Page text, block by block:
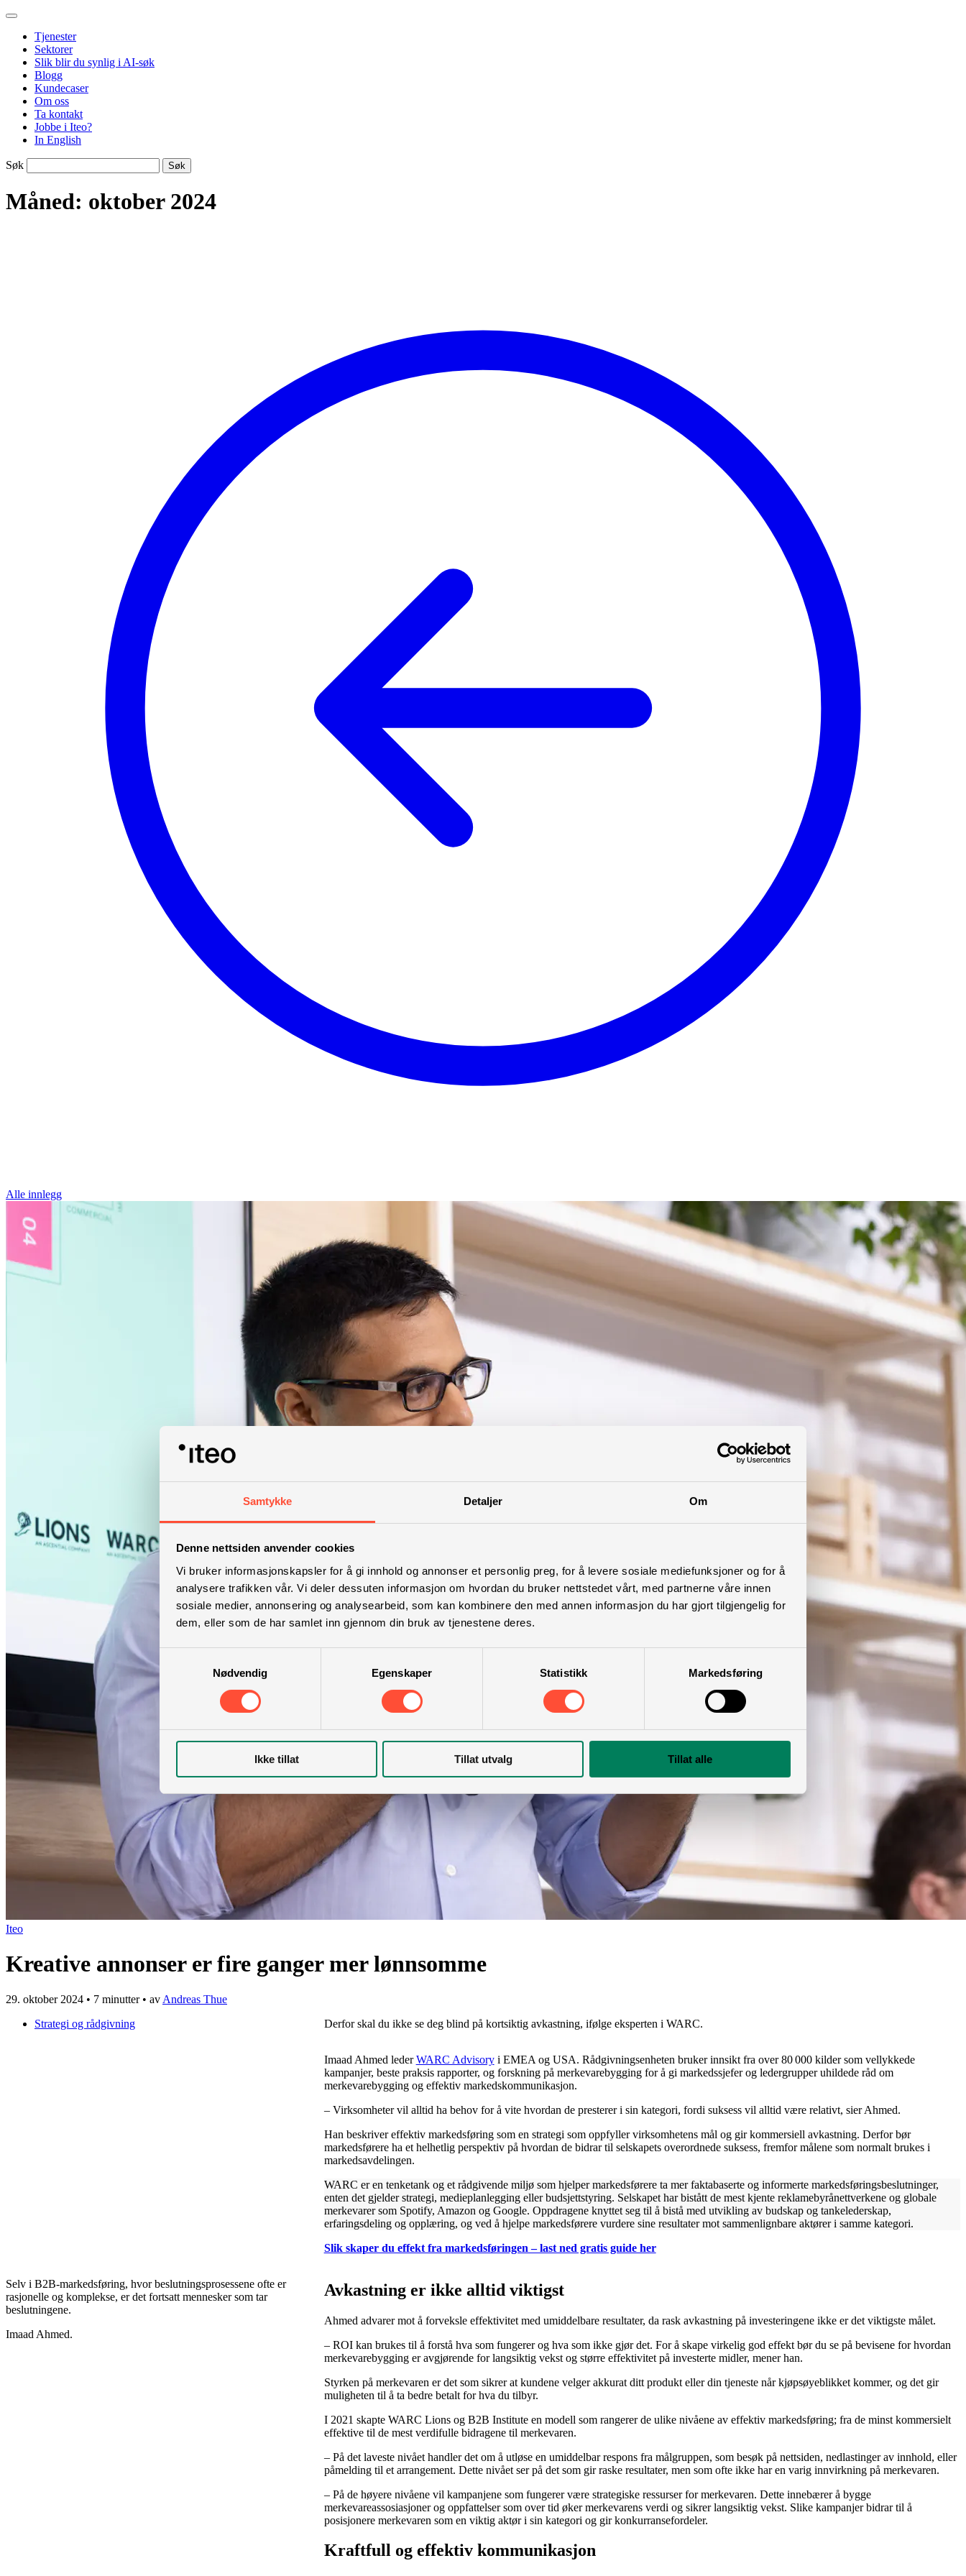
Samtykke Detaljer Om
Denne nettsiden anvender cookies
Vi bruker informasjonskapsler for å gi innhold og annonser et personlig preg, for å levere sosiale mediefunksjoner og for å
analysere trafikken vår. Vi deler dessuten informasjon om hvordan du bruker nettstedet vårt, med partnerne våre innen
sosiale medier, annonsering og analysearbeid, som kan kombinere den med annen informasjon du har gjort tilgjengelig for
dem, eller som de har samlet inn gjennom din bruk av tjenestene deres.
Nødvendig
Egenskaper Statistikk Markedsføring
Ikke tillat Tillat utvalg Tillat alle
Gå
innhold
Iteo
Tjenester
Sektorer
Slik blir du synlig i AI-søk
Blogg
Kundecaser
Om oss
Ta kontakt
Jobbe i Iteo?
In English
Søk
Måned: oktober 2024
Alle innlegg
Iteo
Kreative annonser er fire ganger mer lønnsomme
29. oktober 2024 • 7 minutter• av Andreas Thue
Strategi og rådgivning
Derfor skal du ikke se deg blind på kortsiktig avkastning, ifølge eksperten i WARC.
Imaad Ahmed lederWARC Advisoryi EMEA og USA. Rådgivningsenheten bruker innsikt fra over 80 000 kilder som vellykkede
kampanjer, beste praksis rapporter, og forskning på merkevarebygging for å gi markedssjefer og ledergrupper uhildede råd om
merkevarebygging og effektiv markedskommunikasjon.
– Virksomheter vil alltid ha behov for å vite hvordan de presterer i sin kategori, fordi suksess vil alltid være relativt, sier Ahmed.
Han beskriver effektiv markedsføring som en strategi som oppfyller virksomhetens mål og gir kommersiell avkastning. Derfor bør
markedsførere ha et helhetlig perspektiv på hvordan de bidrar til selskapets overordnede suksess, fremfor målene som normalt brukes i
markedsavdelingen.
WARC er en tenketank og et rådgivende miljø som hjelper markedsførere ta mer faktabaserte og informerte markedsføringsbeslutninger,
enten det gjelder strategi, medieplanlegging eller budsjettstyring. Selskapet har bistått de mest kjente reklamebyrånettverkene og globale
merkevarer som Spotify, Amazon og Google. Oppdragene knyttet seg til å bistå med utvikling av budskap og tankelederskap,
erfaringsdeling og opplæring, og ved å hjelpe markedsførere vurdere sine resultater mot sammenlignbare aktører i samme kategori.
Slik skaper du effekt fra markedsføringen – last ned gratis guide her
Selv i B2B-markedsføring, hvor beslutningsprosessene ofte er
rasjonelle og komplekse, er det fortsatt mennesker som tar
beslutningene.
Imaad Ahmed.
Avkastning er ikke alltid viktigst
Ahmed advarer mot å forveksle effektivitet med umiddelbare resultater, da rask avkastning på investeringene ikke er det viktigste målet.
– ROI kan brukes til å forstå hva som fungerer og hva som ikke gjør det. For å skape virkelig god effekt bør du se på bevisene for hvordan
merkevarebygging er avgjørende for langsiktig vekst og større effektivitet på investerte midler, mener han.
Styrken på merkevaren er det som sikrer at kundene velger akkurat ditt produkt eller din tjeneste når kjøpsøyeblikket kommer, og det gir
muligheten til å ta bedre betalt for hva du tilbyr.
I 2021 skapte WARC Lions og B2B Institute en modell som rangerer de ulike nivåene av effektiv markedsføring; fra de minst kommersielt
effektive til de mest verdifulle bidragene til merkevaren.
– På det laveste nivået handler det om å utløse en umiddelbar respons fra målgruppen, som besøk på nettsiden, nedlastinger av innhold, eller
påmelding til et arrangement. Dette nivået ser på det som gir raske resultater, men som ofte ikke har en varig innvirkning på merkevaren.
– På de høyere nivåene vil kampanjene som fungerer være strategiske ressurser for merkevaren. Dette innebærer å bygge
merkevareassosiasjoner og oppfattelser som over tid øker merkevarens verdi og sikrer langsiktig vekst. Slike kampanjer bidrar til å
posisjonere merkevaren som en viktig aktør i sin kategori og gir konkurransefordeler.
Kraftfull og effektiv kommunikasjon